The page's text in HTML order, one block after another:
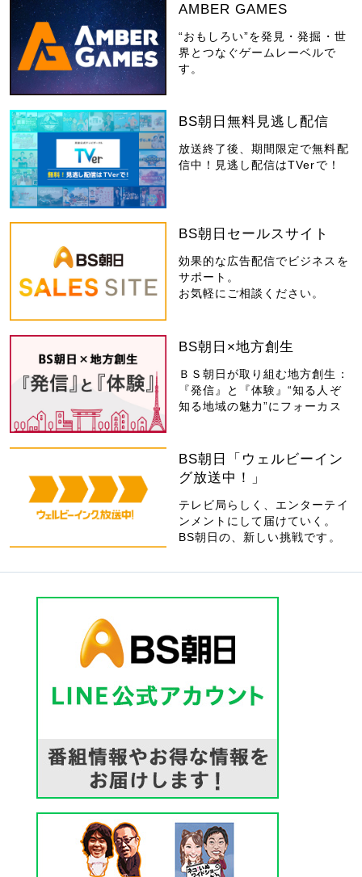
AMBER GAMES
“おもしろい”を発見・発掘・世
界とつなぐゲームレーベルで
す。
BS朝日無料見逃し配信
放送終了後、期間限定で無料配
信中！見逃し配信はTVerで！
BS朝日セールスサイト
効果的な広告配信でビジネスを
サポート。
お気軽にご相談ください。
BS朝日×地方創生
ＢＳ朝日が取り組む地方創生：
『発信』と『体験』“知る人ぞ
知る地域の魅力”にフォーカス
BS朝日「ウェルビーイン
グ放送中！」
テレビ局らしく、エンターテイ
ンメントにして届けていく。
BS朝日の、新しい挑戦です。